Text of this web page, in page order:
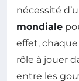
nécessité
mondiale
effet,
rôle à jouer
entre les